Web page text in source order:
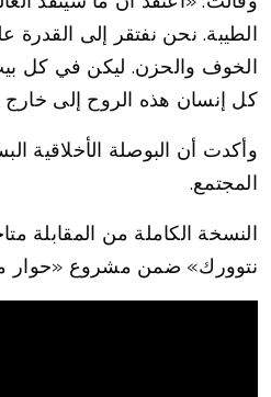
الطيبة. نحن نفتقر إلى القدرة
الخوف والحزن. ليكن في كل
كل إنسان هذه الروح إلى خارج
وأكدت أن البوصلة الأخلاقية
المجتمع.
النسخة الكاملة من المقابلة
نتوورك» ضمن مشروع «حوار